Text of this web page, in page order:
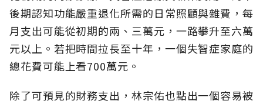
後期認知功能嚴重退化所需的日常照顧與雜費，每
月支出可能從初期的兩、三萬元，一路攀升至六萬
元以上。若把時間拉長至十年，一個失智症家庭的
總花費可能上看700萬元。
除了可預見的財務支出，林宗佑也點出一個容易被